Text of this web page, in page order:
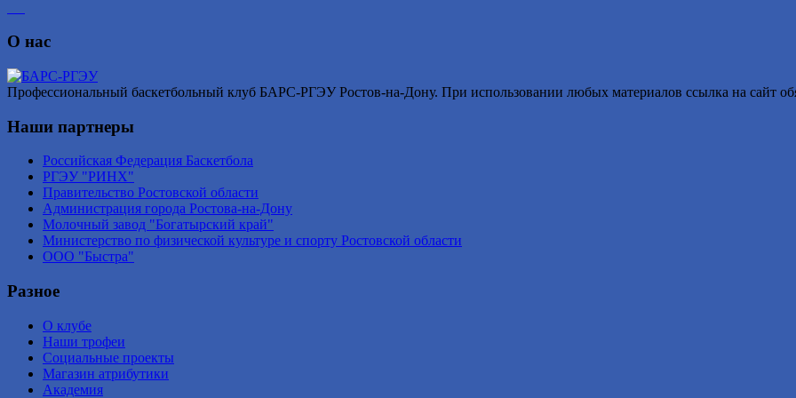
О нас
Профессиональный баскетбольный клуб БАРС-РГЭУ Ростов-на-Дону. При использовании любых материалов ссылка на сайт
Наши партнеры
Российская Федерация Баскетбола
РГЭУ "РИНХ"
Правительство Ростовской области
Администрация города Ростова-на-Дону
Молочный завод "Богатырский край"
Министерство по физической культуре и спорту Ростовской области
ООО "Быстра"
Разное
О клубе
Наши трофеи
Социальные проекты
Магазин атрибутики
Академия